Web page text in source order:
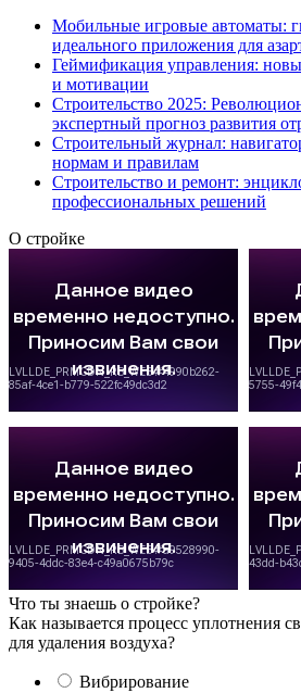
Мобильные игровые автоматы:
идеального приложения для
Геймификация управления:
и мотивации
Строительство 2025:
экспертный прогноз развития
Строительный журнал:
нормам и правилам
Строительство и ремонт:
профессиональных решений
О стройке
Что ты знаешь о стройке?
Как называется процесс уплотнения
для удаления воздуха?
Вибрирование